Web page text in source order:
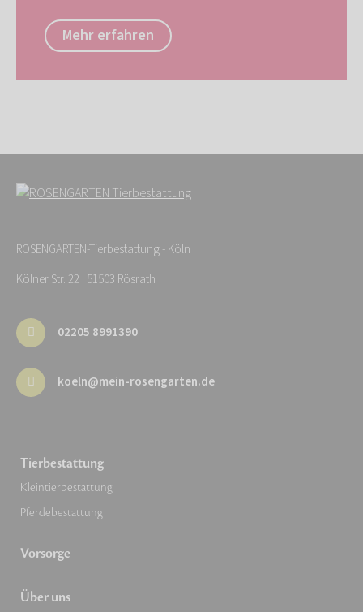
Mehr erfahren
ROSENGARTEN-Tierbestattung - Köln
Kölner Str. 22 · 51503 Rösrath
02205 8991390
koeln@mein-rosengarten.de
Tierbestattung
Kleintierbestattung
Pferdebestattung
Vorsorge
Über uns